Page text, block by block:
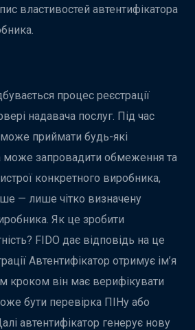
властивостей автентифікатора
процес реєстрації
надавача послуг. Під час
може приймати будь-які
може запровадити обмеження та
конкретного виробника,
— лише чітко визначену
Як це зробити
FIDO дає відповідь на це
Автентифікатор отримує ім’я
кроком він має верифікувати
бути перевірка ПІНу або
автентифікатор генерує нову